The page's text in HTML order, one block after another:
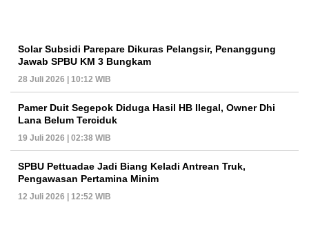
Solar Subsidi Parepare Dikuras Pelangsir, Penanggung
Jawab SPBU KM 3 Bungkam
28 Juli 2026 | 10:12 WIB
Pamer Duit Segepok Diduga Hasil HB Ilegal, Owner Dhi
Lana Belum Terciduk
19 Juli 2026 | 02:38 WIB
SPBU Pettuadae Jadi Biang Keladi Antrean Truk,
Pengawasan Pertamina Minim
12 Juli 2026 | 12:52 WIB